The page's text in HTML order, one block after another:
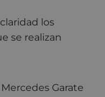
los
se realizan
Mercedes Garate